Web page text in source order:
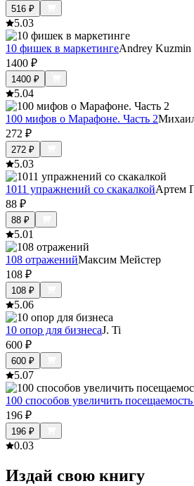
516 ₽
5.03
10 фишек в маркетингеAndrey Kuzmin
1400 ₽
1400 ₽
5.04
100 мифов о Марафоне. Часть 2
272 ₽
272 ₽
5.03
1011 упражнений со скакалкойАртем
88 ₽
88 ₽
5.01
108 отраженийМаксим Мейстер
108 ₽
108 ₽
5.06
10 опор для бизнесаJ. Ti
600 ₽
600 ₽
5.07
100 способов увеличить посещаемость
196 ₽
196 ₽
0.03
Издай свою книгу